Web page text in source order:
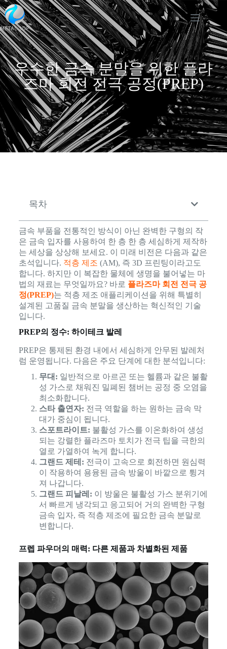
우수한 금속 분말을 위한 플라
즈마 회전 전극 공정(PREP)
목차
금속 부품을 전통적인 방식이 아닌 완벽한 구형의 작
은 금속 입자를 사용하여 한 층 한 층 세심하게 제작하
는 세상을 상상해 보세요. 이 미래 비전은 다음과 같은
초석입니다. 적층 제조 (AM), 즉 3D 프린팅이라고도
합니다. 하지만 이 복잡한 물체에 생명을 불어넣는 마
법의 재료는 무엇일까요? 바로 플라즈마 회전 전극 공
정(PREP)는 적층 제조 애플리케이션을 위해 특별히
설계된 고품질 금속 분말을 생산하는 혁신적인 기술
입니다.
PREP의 정수: 하이테크 발레
PREP은 통제된 환경 내에서 세심하게 안무된 발레처
럼 운영됩니다. 다음은 주요 단계에 대한 분석입니다:
무대: 일반적으로 아르곤 또는 헬륨과 같은 불활
성 가스로 채워진 밀폐된 챔버는 공정 중 오염을
최소화합니다.
스타 출연자: 전극 역할을 하는 원하는 금속 막
대가 중심이 됩니다.
스포트라이트: 불활성 가스를 이온화하여 생성
되는 강렬한 플라즈마 토치가 전극 팁을 극한의
열로 가열하여 녹게 합니다.
그랜드 제테: 전극이 고속으로 회전하면 원심력
이 작용하여 용융된 금속 방울이 바깥으로 튕겨
져 나갑니다.
그랜드 피날레: 이 방울은 불활성 가스 분위기에
서 빠르게 냉각되고 응고되어 거의 완벽한 구형
금속 입자, 즉 적층 제조에 필요한 금속 분말로
변합니다.
프렙 파우더의 매력: 다른 제품과 차별화된 제품